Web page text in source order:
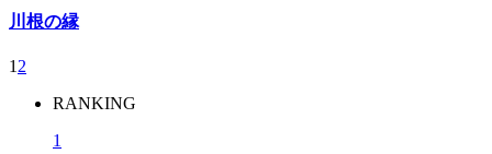
川根の縁
1 2
RANKING
1